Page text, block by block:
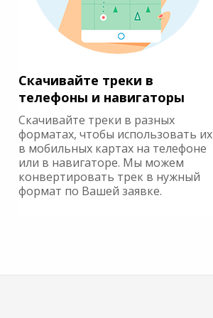
Скачивайте треки в
телефоны и навигаторы
Скачивайте треки в разных
форматах, чтобы использовать их
в мобильных картах на телефоне
или в навигаторе. Мы можем
конвертировать трек в нужный
формат по Вашей заявке.